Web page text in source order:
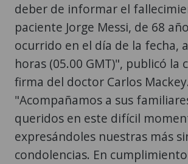
deber de informar el
paciente Jorge Messi, de 68
ocurrido en el día de la fecha,
horas (05.00 GMT)", publicó la
firma del doctor Carlos Mackey.
"Acompañamos a sus
queridos en este difícil
expresándoles nuestras más
condolencias. En